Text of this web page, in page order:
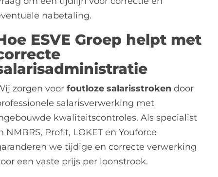
nabetaling.
ESVE Groep helpt met
zorgen voorfoutloze salarisstroken door
salarisverwerking met
kwaliteitscontroles. Als specialist
NMBRS, Profit, LOKET en Youforce
we tijdige en correcte verwerking
een vaste prijs per loonstrook.